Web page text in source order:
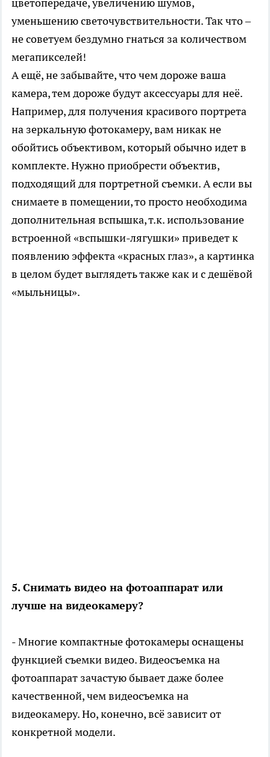
цветопередаче, увеличению шумов,
уменьшению светочувствительности. Так что –
не советуем бездумно гнаться за количеством
мегапикселей!
А ещё, не забывайте, что чем дороже ваша
камера, тем дороже будут аксессуары для неё.
Например, для получения красивого портрета
на зеркальную фотокамеру, вам никак не
обойтись объективом, который обычно идет в
комплекте. Нужно приобрести объектив,
подходящий для портретной съемки. А если вы
снимаете в помещении, то просто необходима
дополнительная вспышка, т.к. использование
встроенной «вспышки-лягушки» приведет к
появлению эффекта «красных глаз», а картинка
в целом будет выглядеть также как и с дешёвой
«мыльницы».
5. Снимать видео на фотоаппарат или
лучше на видеокамеру?
- Многие компактные фотокамеры оснащены
функцией съемки видео. Видеосъемка на
фотоаппарат зачастую бывает даже более
качественной, чем видеосъемка на
видеокамеру. Но, конечно, всё зависит от
конкретной модели.